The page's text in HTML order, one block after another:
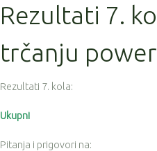
Rezultati 7.
trčanju
Rezultati 7. kola:
Ukupni
Pitanja i prigovori na: